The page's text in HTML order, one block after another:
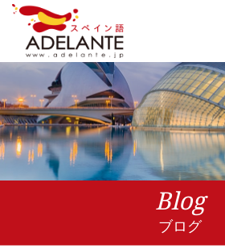
Blog
ブログ